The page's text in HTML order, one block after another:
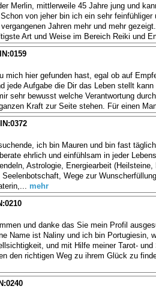
Merlin, mittlerweile 45 Jahre jung und
von jeher bin ich ein sehr
Jahren mehr und mehr
Art und Weise im Bereich Reiki und
mich hier gefunden hast, egal ob auf
jede Aufgabe die Dir das Leben stellt
sehr bewusst welche Verantwortung
Kraft zur Seite stehen. Für einen
ich bin Mauren und bin fast
ehrlich und einfühlsam in jeder
Astrologie, Energiearbeit
Seelenbotschaft, Wege zur
mehr
und danke das Sie mein Profil
Name ist Naliny und ich bin Portugiesin,
und mit Hilfe meiner Tarot-
den richtigen Weg zu ihrem Glück zu